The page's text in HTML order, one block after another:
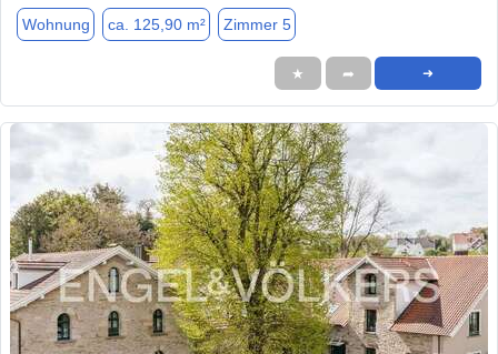
Wohnung ca. 125,90 m² Zimmer 5
★ ➦ ➜